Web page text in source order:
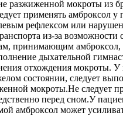
разжиженной мокроты из
применять амброксол у
рефлексом или
из-за возможности
принимающим амброксол,
дыхательной
отхождения мокроты. У
состоянии, следует
мокроты.Не следует
перед сном.У
амброксол может